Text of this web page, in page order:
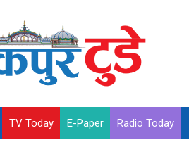
TV Today E-Paper Radio Today